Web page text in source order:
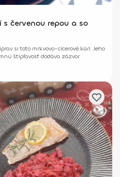
červenou repou a so
si toto mrkvovo-cícerové karí. Jeho
štipľavosť dodáva zázvor.